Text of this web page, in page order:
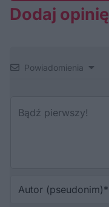
Dodaj opinię
Powiadomienia